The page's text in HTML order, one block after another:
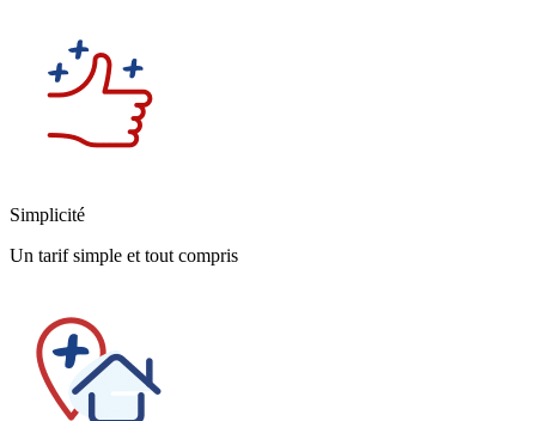
Simplicité
Un tarif simple et tout compris